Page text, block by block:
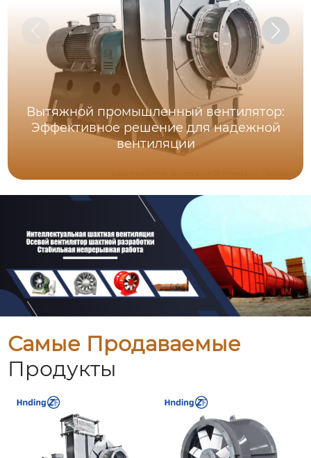
Вытяжной промышленный вентилятор:
Эффективное решение для надежной
вентиляции
Самые Продаваемые
Продукты